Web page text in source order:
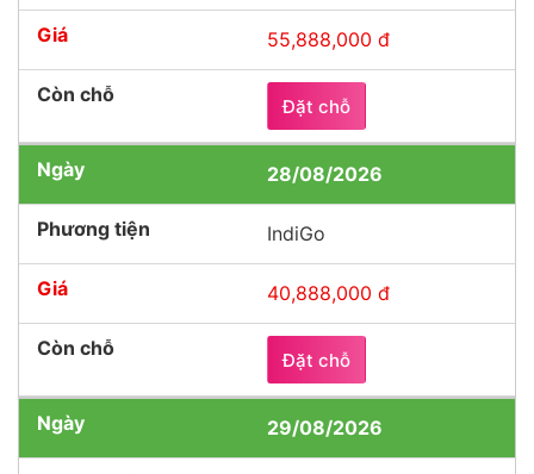
55,888,000 đ
Đặt chỗ
28/08/2026
IndiGo
40,888,000 đ
Đặt chỗ
29/08/2026